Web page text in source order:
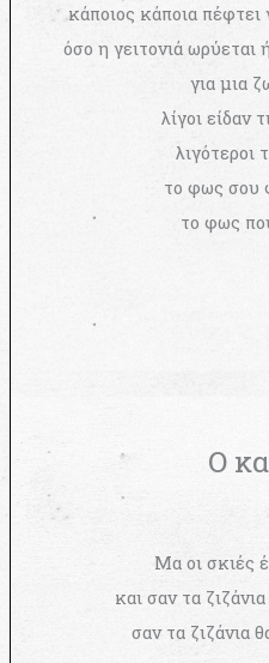
κάποιος κάποια πέφτει
όσο η γειτονιά ωρύεται
για μια
λίγοι είδαν
λιγότεροι
το φως σου
το φως
Ο
Μα οι σκιές
και σαν τα
σαν τα ζιζάνια